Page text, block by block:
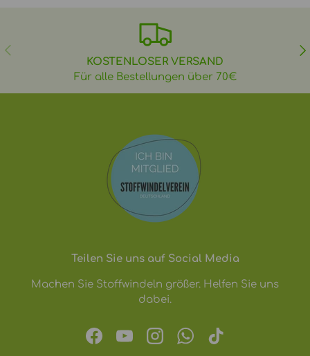
VORHERIGE
KOSTENLOSER VERSAND
Für alle Bestellungen über 70€
Teilen Sie uns auf Social Media
Machen Sie Stoffwindeln größer. Helfen Sie uns
dabei.
FacebookYouTubeInstagramWhatsApp
TikTok